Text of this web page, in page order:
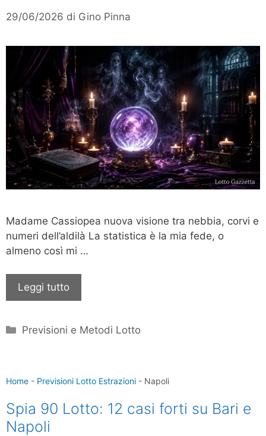
29/06/2026 di Gino Pinna
Madame Cassiopea nuova visione tra nebbia, corvi e
numeri dell’aldilà La statistica è la mia fede, o
almeno così mi …
Leggi tutto
Categorie
Previsioni e Metodi Lotto
Home - Previsioni Lotto Estrazioni - Napoli
Spia 90 Lotto: 12 casi forti su Bari e
Napoli